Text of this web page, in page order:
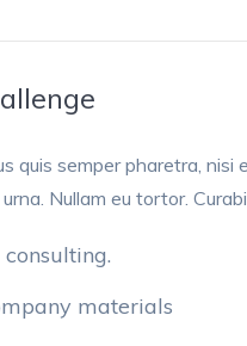
quis semper pharetra, nisi
Nullam eu tortor.
materials